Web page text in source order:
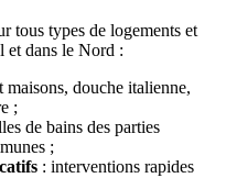
tous types de logements et
et dans le Nord :
maisons, douche italienne,
;
de bains des parties
;
: interventions rapides